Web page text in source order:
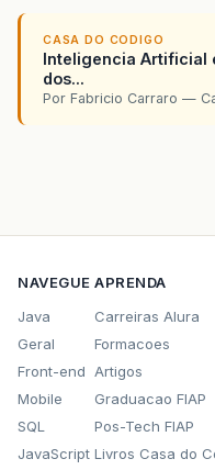
CASA DO CODIGO
Inteligencia Artificial
dos...
Por Fabricio Carraro —
NAVEGUE
Java
Geral
Front-end
Mobile
SQL
JavaScript
APRENDA
Carreiras Alura
Formacoes
Artigos
Graduacao FIAP
Pos-Tech FIAP
Livros Casa do